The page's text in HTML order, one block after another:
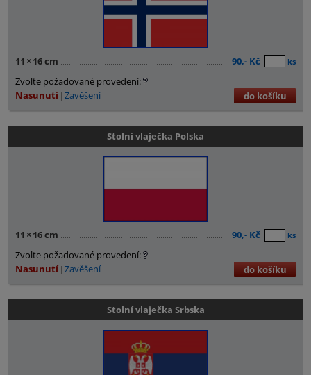
11 × 16 cm 90,- Kč ks
Zvolte požadované provedení:
Nasunutí Zavěšení do košíku
Stolní vlaječka Polska
11 × 16 cm 90,- Kč ks
Zvolte požadované provedení:
Nasunutí Zavěšení do košíku
Stolní vlaječka Srbska